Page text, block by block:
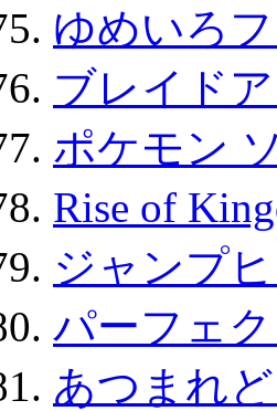
ゆめいろ
ブレイド
ポケモン
Rise of
ジャンプ
パーフェ
あつまれ